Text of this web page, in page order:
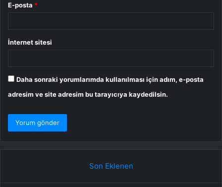
E-posta *
İnternet sitesi
Daha sonraki yorumlarımda kullanılması için adım, e-posta
adresim ve site adresim bu tarayıcıya kaydedilsin.
Son Eklenen